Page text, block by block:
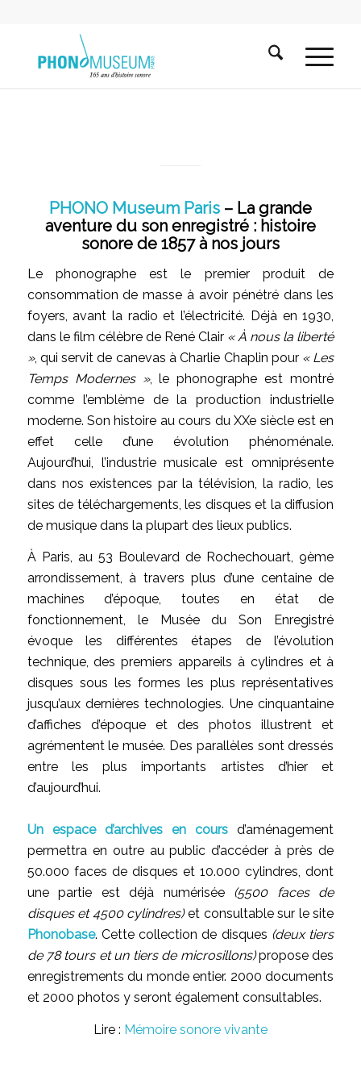
PHONO Museum Paris– La grande
aventure du son enregistré : histoire
sonore de 1857 à nos jours
Le phonographe est le premier produit de
consommation de masse à avoir pénétré dans les
foyers, avant la radio et l’électricité. Déjà en 1930,
dans le film célèbre de René Clair « À nous la liberté
», qui servit de canevas à Charlie Chaplin pour « Les
Temps Modernes », le phonographe est montré
comme l’emblème de la production industrielle
moderne. Son histoire au cours du XXe siècle est en
effet celle d’une évolution phénoménale.
Aujourd’hui, l’industrie musicale est omniprésente
dans nos existences par la télévision, la radio, les
sites de téléchargements, les disques et la diffusion
de musique dans la plupart des lieux publics.
À Paris, au 53 Boulevard de Rochechouart, 9ème
arrondissement, à travers plus d’une centaine de
machines d’époque, toutes en état de
fonctionnement, le Musée du Son Enregistré
évoque les différentes étapes de l’évolution
technique, des premiers appareils à cylindres et à
disques sous les formes les plus représentatives
jusqu’aux dernières technologies. Une cinquantaine
d’affiches d’époque et des photos illustrent et
agrémentent le musée. Des parallèles sont dressés
entre les plus importants artistes d’hier et
d’aujourd’hui.
Un espace d’archives en coursd’aménagement
permettra en outre au public d’accéder à près de
50.000 faces de disques et 10.000 cylindres, dont
une partie est déjà numérisée (5500 faces de
disques et 4500 cylindres)et consultable sur le site
Phonobase. Cette collection de disques (deux tiers
de 78 tours et un tiers de microsillons)propose des
enregistrements du monde entier. 2000 documents
et 2000 photos y seront également consultables.
Lire : Mémoire sonore vivante